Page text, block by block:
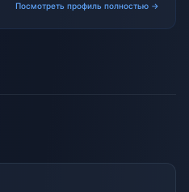
Посмотреть профиль полностью →